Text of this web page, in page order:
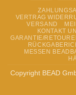
VERTRAG
VERSAND
KONTAKT
GARANTIE/
MESSEN
Copyright BEAD